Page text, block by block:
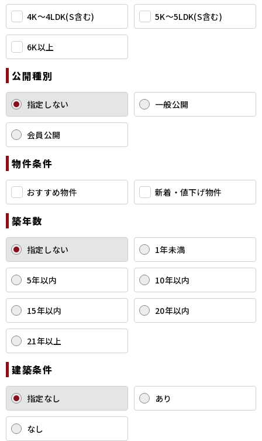
4K〜4LDK(S含む) 5K〜5LDK(S含む)
6K以上
公開種別
指定しない 一般公開
会員公開
物件条件
おすすめ物件 新着・値下げ物件
築年数
指定しない 1年未満
5年以内 10年以内
15年以内 20年以内
21年以上
建築条件
指定なし あり
なし